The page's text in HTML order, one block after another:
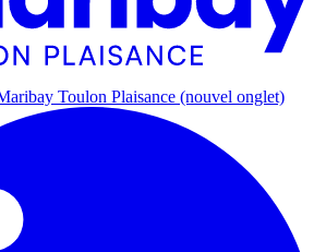
Toulon Plaisance (nouvel onglet)